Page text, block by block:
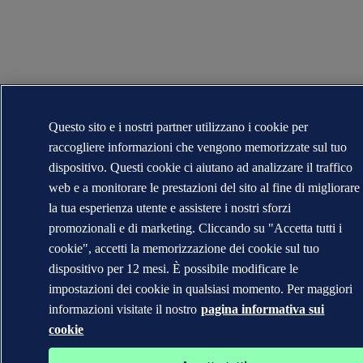
Questo sito e i nostri partner utilizzano i cookie per
raccogliere informazioni che vengono memorizzate sul tuo
dispositivo. Questi cookie ci aiutano ad analizzare il traffico
web e a monitorare le prestazioni del sito al fine di migliorare
la tua esperienza utente e assistere i nostri sforzi
promozionali e di marketing. Cliccando su "Accetta tutti i
cookie", accetti la memorizzazione dei cookie sul tuo
dispositivo per 12 mesi. È possibile modificare le
impostazioni dei cookie in qualsiasi momento. Per maggiori
informazioni visitate il nostro pagina informativa sui
cookie